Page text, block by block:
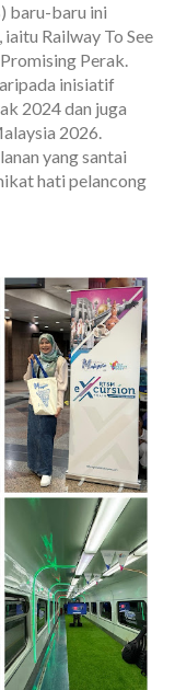
baru-baru ini
Railway To See
Perak.
inisiatif
2024 dan juga
2026.
yang santai
hati pelancong